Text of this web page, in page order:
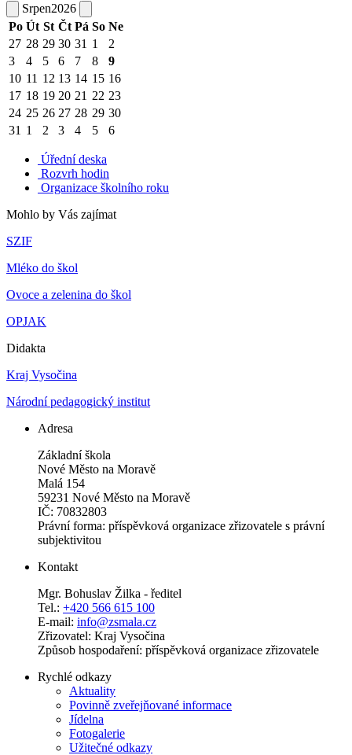
Srpen2026
Po Út St Čt Pá So Ne
27 28 29 30 31 1
2
3
4 5 6 7 8
9
10 11 12 13 14 15 16
17 18 19 20 21 22 23
24 25 26 27 28 29 30
31 1 2 3 4 5 6
Úřední deska
Rozvrh hodin
Organizace školního roku
Mohlo by Vás zajímat
SZIF
Mléko do škol
Ovoce a zelenina do škol
OPJAK
Didakta
Kraj Vysočina
Národní pedagogický institut
Adresa
Základní škola
Nové Město na Moravě
Malá 154
59231 Nové Město na Moravě
IČ: 70832803
Právní forma: příspěvková organizace zřizovatele s právní
subjektivitou
Kontakt
Mgr. Bohuslav Žilka - ředitel
Tel.: +420 566 615 100
E-mail: info@zsmala.cz
Zřizovatel: Kraj Vysočina
Způsob hospodaření: příspěvková organizace zřizovatele
Rychlé odkazy
Aktuality
Povinně zveřejňované informace
Jídelna
Fotogalerie
Užitečné odkazy